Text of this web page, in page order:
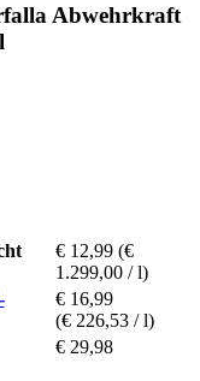
Abwehrkraft
€ 12,99 (€
1.299,00 / l)
€ 16,99
(€ 226,53 / l)
€ 29,98